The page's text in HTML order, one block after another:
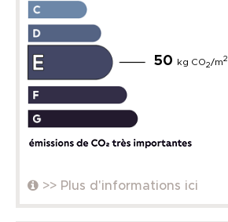
50 kg CO2/m2
>> Plus d'informations ici